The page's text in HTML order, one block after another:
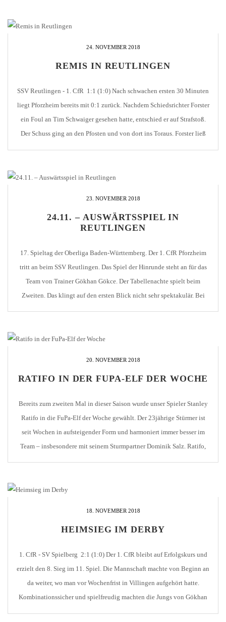
24. NOVEMBER 2018
REMIS IN REUTLINGEN
SSV Reutlingen - 1. CfR 1:1 (1:0) Nach schwachen ersten 30 Minuten
liegt Pforzheim bereits mit 0:1 zurück. Nachdem Schiedsrichter Forster
ein Foul an Tim Schwaiger gesehen hatte, entschied er auf Strafstoß.
Der Schuss ging an den Pfosten und von dort ins Toraus. Forster ließ
23. NOVEMBER 2018
24.11. – AUSWÄRTSSPIEL IN
REUTLINGEN
17. Spieltag der Oberliga Baden-Württemberg. Der 1. CfR Pforzheim
tritt an beim SSV Reutlingen. Das Spiel der Hinrunde steht an für das
Team von Trainer Gökhan Gökce. Der Tabellenachte spielt beim
Zweiten. Das klingt auf den ersten Blick nicht sehr spektakulär. Bei
20. NOVEMBER 2018
RATIFO IN DER FUPA-ELF DER WOCHE
Bereits zum zweiten Mal in dieser Saison wurde unser Spieler Stanley
Ratifo in die FuPa-Elf der Woche gewählt. Der 23jährige Stürmer ist
seit Wochen in aufsteigender Form und harmoniert immer besser im
Team – insbesondere mit seinem Sturmpartner Dominik Salz. Ratifo,
18. NOVEMBER 2018
HEIMSIEG IM DERBY
1. CfR - SV Spielberg 2:1 (1:0) Der 1. CfR bleibt auf Erfolgskurs und
erzielt den 8. Sieg im 11. Spiel. Die Mannschaft machte von Beginn an
da weiter, wo man vor Wochenfrist in Villingen aufgehört hatte.
Kombinationssicher und spielfreudig machten die Jungs von Gökhan